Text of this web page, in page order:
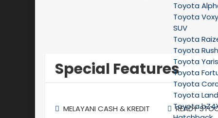
Toyota
Toyota Voxy
SUV
Toyota
Toyota Rush
Toyota
Toyota
Toyota
Toyota
Toyota
Special Features
MELAYANI CASH & KREDIT READY